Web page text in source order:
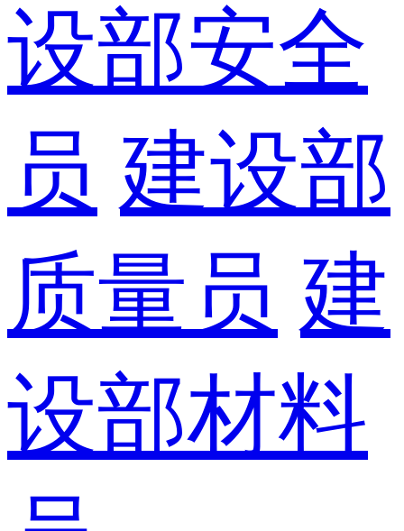
设部安全
员 建设部
质量员 建
设部材料